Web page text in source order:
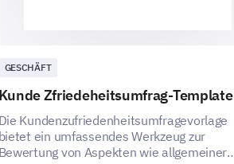
GESCHÄFT
Kunde Zfriedeheitsumfrag-Template
Die Kundenzufriedenheitsumfragevorlage
bietet ein umfassendes Werkzeug zur
Bewertung von Aspekten wie allgemeiner